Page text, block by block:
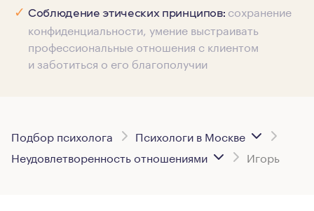
✓ Соблюдение этических принципов: сохранение
конфиденциальности, умение выстраивать
профессиональные отношения с клиентом
и заботиться о его благополучии
Подбор психолога
Психологи в Москве
Неудовлетворенность отношениями
Игорь